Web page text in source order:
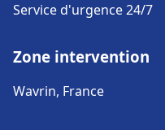
Service d'urgence 24/7
Zone intervention
Wavrin, France